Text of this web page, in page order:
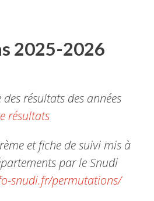
2025-2026
résultats des années
résultats
et fiche de suivi mis à
par le Snudi
snudi.fr/permutations/